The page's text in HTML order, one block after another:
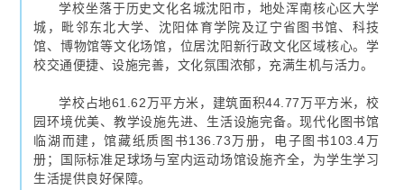
学校坐落于历史文化名城沈阳市，地处浑南核心区大学
城，毗邻东北大学、沈阳体育学院及辽宁省图书馆、科技
馆、博物馆等文化场馆，位居沈阳新行政文化区域核心。学
校交通便捷、设施完善，文化氛围浓郁，充满生机与活力。
学校占地61.62万平方米，建筑面积44.77万平方米，校
园环境优美、教学设施先进、生活设施完备。现代化图书馆
临湖而建，馆藏纸质图书136.73万册，电子图书103.4万
册；国际标准足球场与室内运动场馆设施齐全，为学生学习
生活提供良好保障。